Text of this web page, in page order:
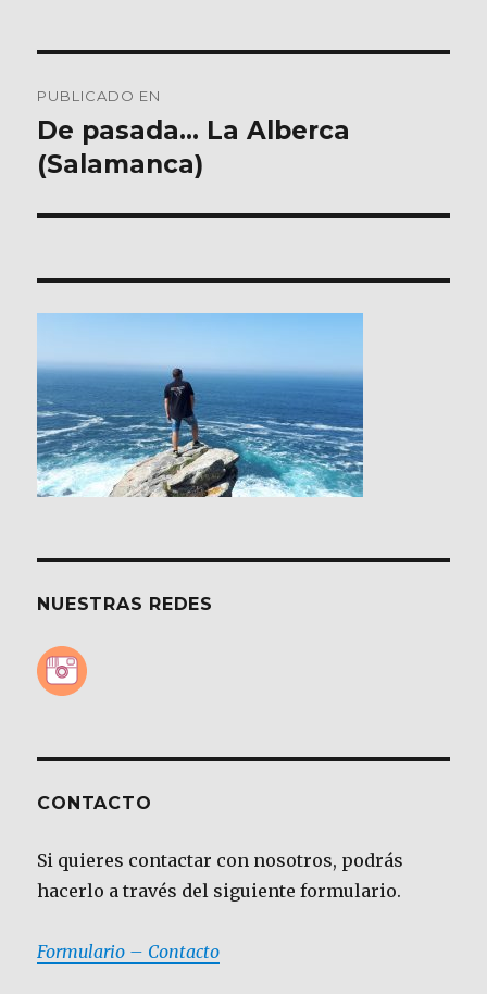
de
entradas
PUBLICADO EN
De pasada… La Alberca
(Salamanca)
NUESTRAS REDES
CONTACTO
Si quieres contactar con nosotros, podrás
hacerlo a través del siguiente formulario.
Formulario – Contacto